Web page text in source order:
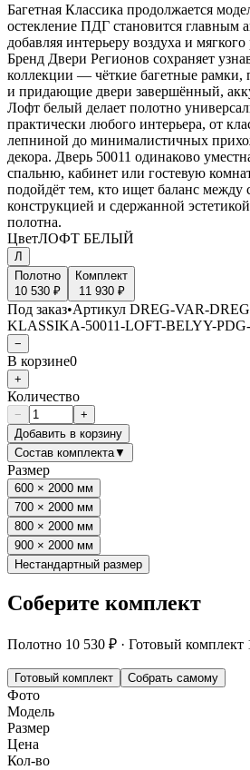
Багетная Классика продолжается
остекление ПДГ становится главным
добавляя интерьеру воздуха и мягкого
Бренд Двери Регионов сохраняет
коллекции — чёткие багетные
и придающие двери завершённый,
Лофт белый делает полотно
практически любого интерьера, от
лепниной до минималистичных
декора. Дверь 50011 одинаково
спальню, кабинет или гостевую
подойдёт тем, кто ищет баланс между
конструкцией и сдержанной
полотна.
ЦветЛОФТ БЕЛЫЙ
Л
Полотно
10 530 ₽
Комплект
11 930 ₽
Под заказ•Артикул DREG-VAR-
KLASSIKA-50011-LOFT-BELYY-
−
В корзине0
+
Количество
−
+
Добавить в корзину
Состав комплекта▼
Размер
600 × 2000 мм
700 × 2000 мм
800 × 2000 мм
900 × 2000 мм
Нестандартный размер
Соберите комплект
Полотно 10 530 ₽ · Готовый комплект
Готовый комплект Собрать самому
Фото
Модель
Размер
Цена
Кол-во